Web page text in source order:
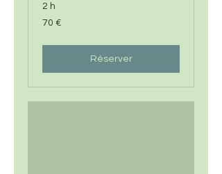
2 h
70
euros
70 €
Réserver